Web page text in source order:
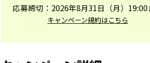
応募締切：2026年8月31日（月）19:00
キャンペーン規約はこちら